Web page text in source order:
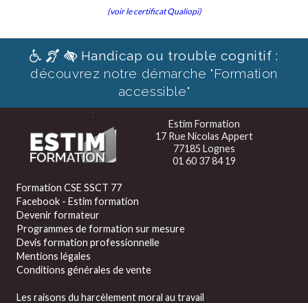
(voir le certificat Qualiopi)
Handicap ou trouble cognitif :
découvrez notre démarche "Formation
accessible"
Estim Formation
17 Rue Nicolas Appert
77185 Lognes
01 60 37 84 19
Formation CSE SSCT 77
Facebook - Estim formation
Devenir formateur
Programmes de formation sur mesure
Devis formation professionnelle
Mentions légales
Conditions générales de vente
Les raisons du harcèlement moral au travail